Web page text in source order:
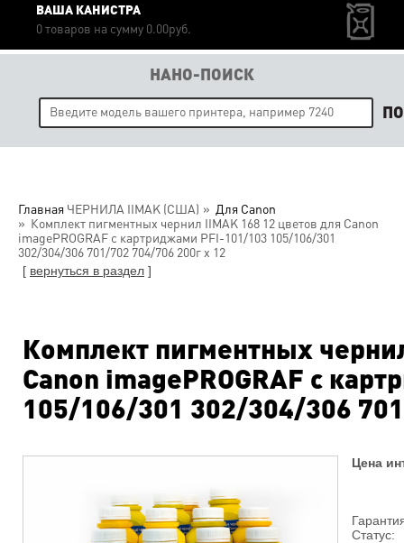
ВАША КАНИСТРА
0 товаров на сумму 0.00руб.
НАНО-ПОИСК
Главная ЧЕРНИЛА IIMAK (США)
Для Canon
Комплект пигментных чернил IIMAK 168 12 цветов для Canon
imagePROGRAF с картриджами PFI-101/103 105/106/301
302/304/306 701/702 704/706 200г х 12
[ вернуться в раздел ]
Комплект пигментных
Canon imagePROGRAF с
105/106/301 302/304/306
Цена
Статус: